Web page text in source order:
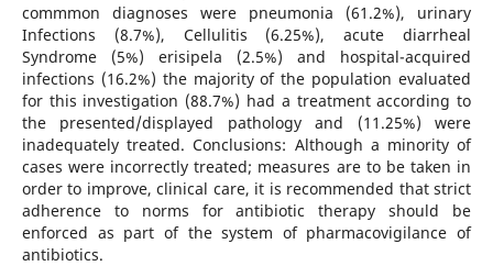
commmon diagnoses were pneumonia (61.2%), urinary
Infections (8.7%), Cellulitis (6.25%), acute diarrheal
Syndrome (5%) erisipela (2.5%) and hospital-acquired
infections (16.2%) the majority of the population evaluated
for this investigation (88.7%) had a treatment according to
the presented/displayed pathology and (11.25%) were
inadequately treated. Conclusions: Although a minority of
cases were incorrectly treated; measures are to be taken in
order to improve, clinical care, it is recommended that strict
adherence to norms for antibiotic therapy should be
enforced as part of the system of pharmacovigilance of
antibiotics.